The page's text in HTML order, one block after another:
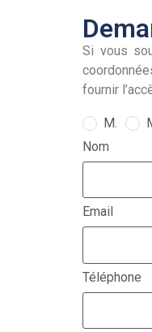
Si vous
fournir
M.
Nom
Email
Téléphone